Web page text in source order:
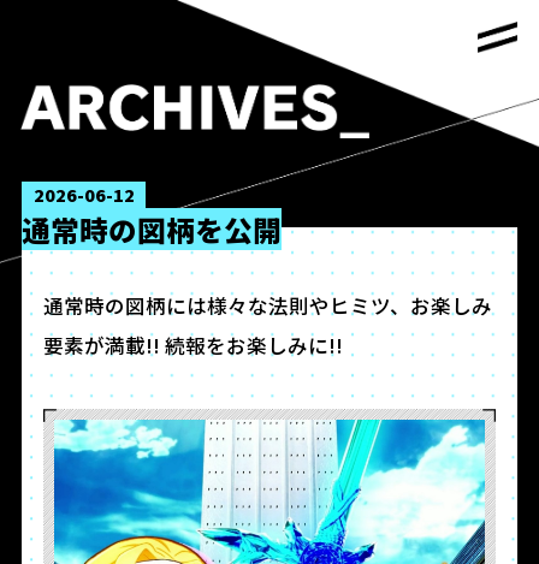
2026-06-12
通常時の図柄を公開
通常時の図柄には様々な法則やヒミツ、お楽しみ
要素が満載!! 続報をお楽しみに!!